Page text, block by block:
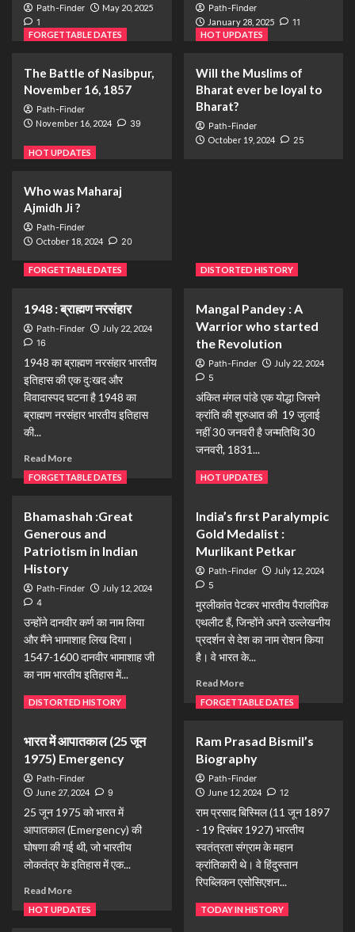
HOT UPDATES
Who was Maharaj Ajmidh Ji ?
ऑपरेशन सिंदूर, पहलगाम का बदला
2
DISTORTED HISTORY
3
FORGETTABLE DATES
4
Will the Muslims of Bharat ever be loyal to
Bharat?
5
Path-Finder May 20, 2025
1
Path-Finder
January 28, 2025 11
FORGETTABLE DATES
The Battle of Nasibpur,
November 16, 1857
Path-Finder
November 16, 2024 39
HOT UPDATES
Will the Muslims of
Bharat ever be loyal to
Bharat?
Path-Finder
October 19, 2024 25
HOT UPDATES
Who was Maharaj
Ajmidh Ji ?
Path-Finder
October 18, 2024 20
FORGETTABLE DATES
1948 : ब्राह्मण नरसंहार
Path-Finder July 22, 2024
16
1948 का ब्राह्मण नरसंहार भारतीय
इतिहास की एक दुःखद और
विवादास्पद घटना है 1948 का
ब्राह्मण नरसंहार भारतीय इतिहास
की...
Read More
DISTORTED HISTORY
Mangal Pandey : A
Warrior who started
the Revolution
Path-Finder July 22, 2024
5
अंकित मंगल पांडे एक योद्धा जिसने
क्रांति की शुरुआत की 19 जुलाई
नहीं 30 जनवरी है जन्मतिथि 30
जनवरी, 1831...
Read More
FORGETTABLE DATES
Bhamashah :Great
Generous and
Patriotism in Indian
History
Path-Finder July 12, 2024
4
उन्होंने दानवीर कर्ण का नाम लिया
और मैंने भामाशाह लिख दिया।
1547-1600 दानवीर भामाशाह जी
का नाम भारतीय इतिहास में...
Read More
HOT UPDATES
India’s first Paralympic
Gold Medalist :
Murlikant Petkar
Path-Finder July 12, 2024
5
मुरलीकांत पेटकर भारतीय पैरालंपिक
एथलीट हैं, जिन्होंने अपने उल्लेखनीय
प्रदर्शन से देश का नाम रोशन किया
है। वे भारत के...
Read More
DISTORTED HISTORY
भारत में आपातकाल (25 जून
1975) Emergency
Path-Finder
June 27, 2024 9
25 जून 1975 को भारत में
आपातकाल (Emergency) की
घोषणा की गई थी, जो भारतीय
लोकतंत्र के इतिहास में एक...
Read More
FORGETTABLE DATES
Ram Prasad Bismil’s
Biography
Path-Finder
June 12, 2024 12
राम प्रसाद बिस्मिल (11 जून 1897
- 19 दिसंबर 1927) भारतीय
स्वतंत्रता संग्राम के महान
क्रांतिकारी थे। वे हिंदुस्तान
रिपब्लिकन एसोसिएशन...
Read More
HOT UPDATES TODAY IN HISTORY